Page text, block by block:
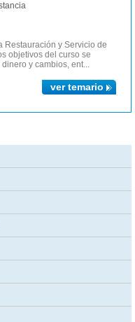
Restauración y Servicio de
objetivos del curso se
y cambios, ent...
ver temario